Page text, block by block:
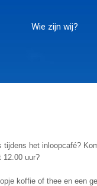
Wie zijn wij?
tijdens het inloopcafé?
12.00 uur?
koffie of thee en een